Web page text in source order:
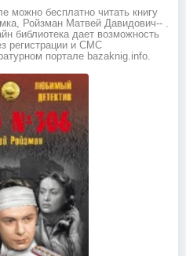
можно бесплатно читать книгу
Ройзман Матвей Давидович-- .
библиотека дает возможность
регистрации и СМС
портале bazaknig.info.